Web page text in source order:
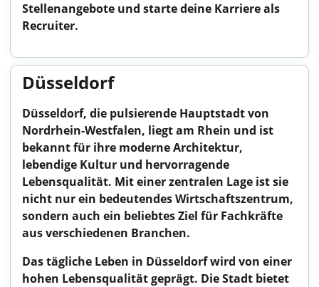
Stellenangebote und starte deine Karriere als
Recruiter.
Düsseldorf
Düsseldorf, die pulsierende Hauptstadt von
Nordrhein-Westfalen, liegt am Rhein und ist
bekannt für ihre moderne Architektur,
lebendige Kultur und hervorragende
Lebensqualität. Mit einer zentralen Lage ist sie
nicht nur ein bedeutendes Wirtschaftszentrum,
sondern auch ein beliebtes Ziel für Fachkräfte
aus verschiedenen Branchen.
Das tägliche Leben in Düsseldorf wird von einer
hohen Lebensqualität geprägt. Die Stadt bietet